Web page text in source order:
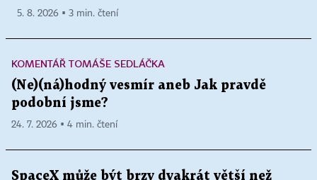
5. 8. 2026 ▪ 3 min. čtení
KOMENTÁŘ TOMÁŠE SEDLÁČKA
(Ne)(ná)hodný vesmír aneb Jak pravdě
podobní jsme?
24. 7. 2026 ▪ 4 min. čtení
SpaceX může být brzy dvakrát větší než